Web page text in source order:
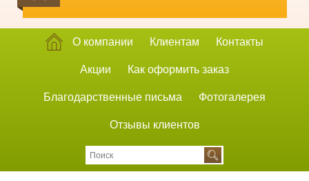
О компании Клиентам Контакты
Акции Как оформить заказ
Благодарственные письма Фотогалерея
Отзывы клиентов